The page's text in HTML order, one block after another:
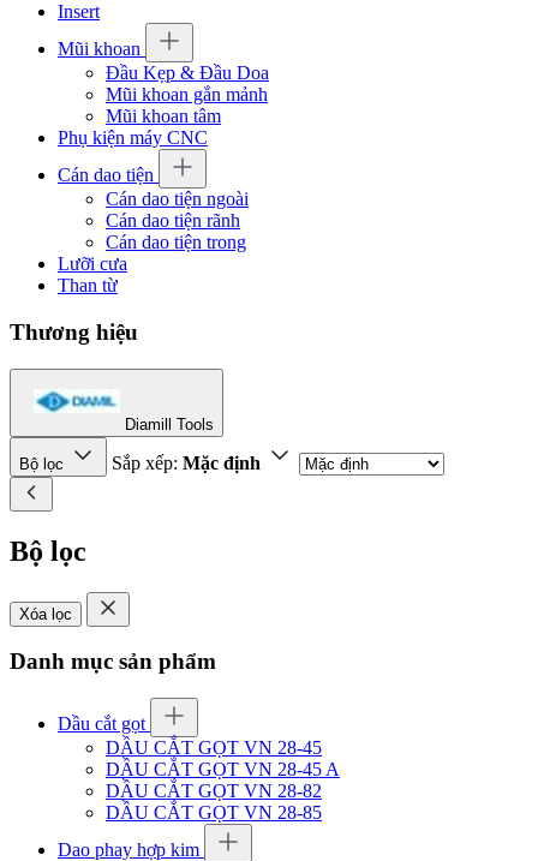
Insert
Mũi khoan
Đầu Kẹp & Đầu Doa
Mũi khoan gắn mảnh
Mũi khoan tâm
Phụ kiện máy CNC
Cán dao tiện
Cán dao tiện ngoài
Cán dao tiện rãnh
Cán dao tiện trong
Lưỡi cưa
Than từ
Thương hiệu
Diamill Tools
Bộ lọc Sắp xếp: Mặc định
Bộ lọc
Xóa lọc
Danh mục sản phẩm
Dầu cắt gọt
DẦU CẮT GỌT VN 28-45
DẦU CẮT GỌT VN 28-45 A
DẦU CẮT GỌT VN 28-82
DẦU CẮT GỌT VN 28-85
Dao phay hợp kim